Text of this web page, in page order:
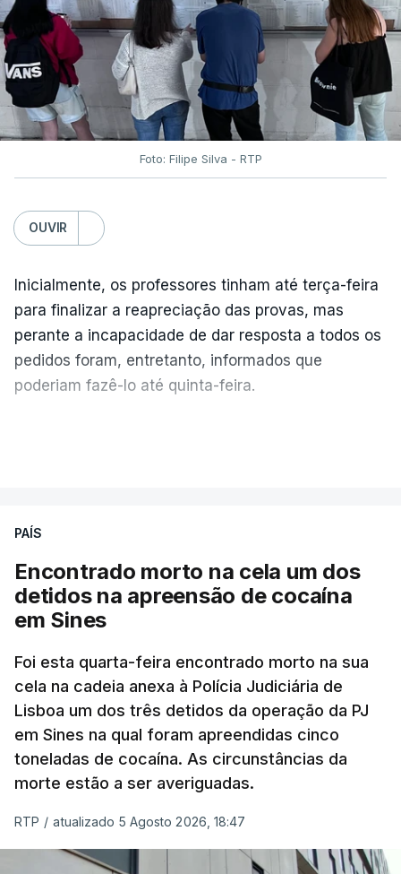
Foto: Filipe Silva - RTP
OUVIR
Inicialmente, os professores tinham até terça-feira
para finalizar a reapreciação das provas, mas
perante a incapacidade de dar resposta a todos os
pedidos foram, entretanto, informados que
poderiam fazê-lo até quinta-feira.
No domingo, estavam concluídos cerca de 50 por
cento dos mais de 20 mil pedidos de reapreciação,
mas Cristina Mota, porta-voz da Missão Escola
Pública, tem dúvidas de que o processo esteja
"Durante o fim de semana e nos últimos dias,
apercebamo-nos que ainda estão a ser
convocados professores para reapreciações"
disse a professora à agência Lusa."Será
praticamente impossível termos a totalidade
Segundo os docentes, o processo de reapreciação
PAÍS
Encontrado morto na cela um dos
detidos na apreensão de cocaína
em Sines
Foi esta quarta-feira encontrado morto na sua
cela na cadeia anexa à Polícia Judiciária de
Lisboa um dos três detidos da operação da PJ
em Sines na qual foram apreendidas cinco
toneladas de cocaína. As circunstâncias da
morte estão a ser averiguadas.
RTP / atualizado 5 Agosto 2026, 18:47